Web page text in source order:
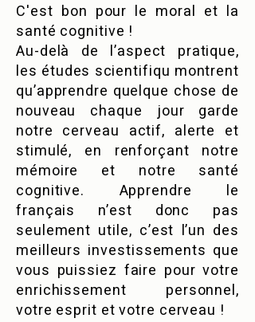
C'est bon pour le moral et la
santé cognitive !
Au-delà de l’aspect pratique,
les études scientifiqu montrent
qu’apprendre quelque chose de
nouveau chaque jour garde
notre cerveau actif, alerte et
stimulé, en renforçant notre
mémoire et notre santé
cognitive. Apprendre le
français n’est donc pas
seulement utile, c’est l’un des
meilleurs investissements que
vous puissiez faire pour votre
enrichissement personnel,
votre esprit et votre cerveau !